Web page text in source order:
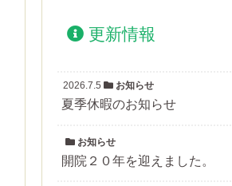
更新情報
2026.7.5 お知らせ
夏季休暇のお知らせ
お知らせ
開院２０年を迎えました。